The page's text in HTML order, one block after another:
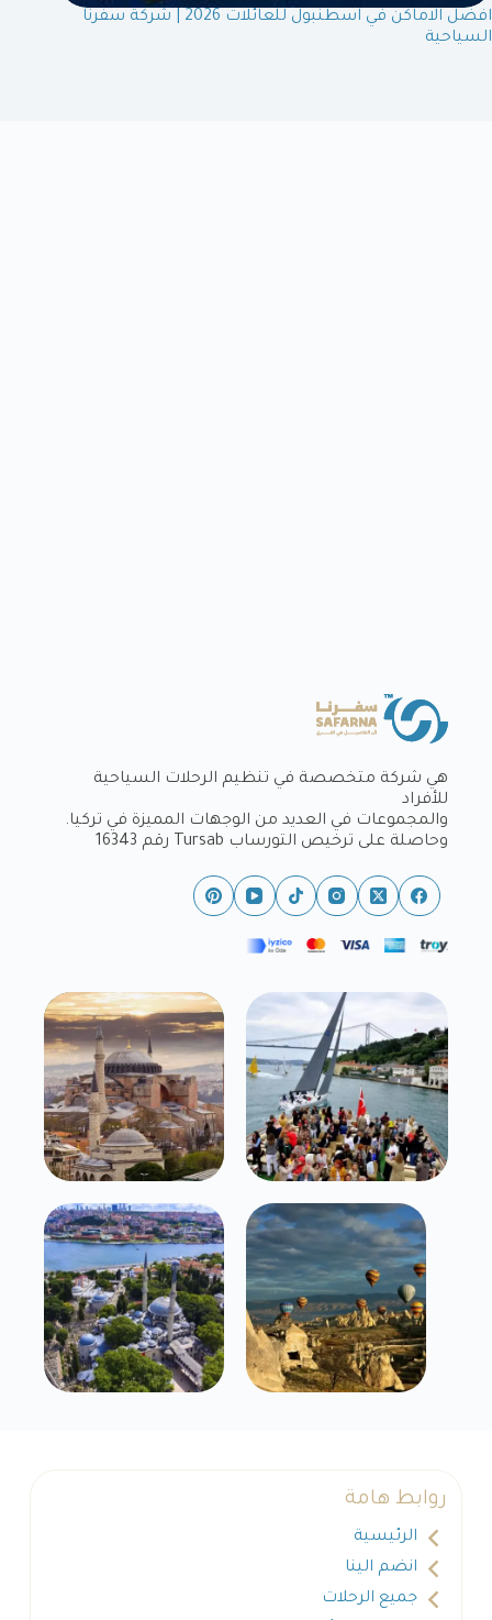
افضل الاماكن في اسطنبول للعائلات 2026 | شركة سفرنا
السياحية
هي شركة متخصصة في تنظيم الرحلات السياحية
للأفراد
والمجموعات في العديد من الوجهات المميزة في تركيا.
وحاصلة على ترخيص التورساب Tursab رقم 16343
روابط هامة
الرئيسية
انضم الينا
جميع الرحلات